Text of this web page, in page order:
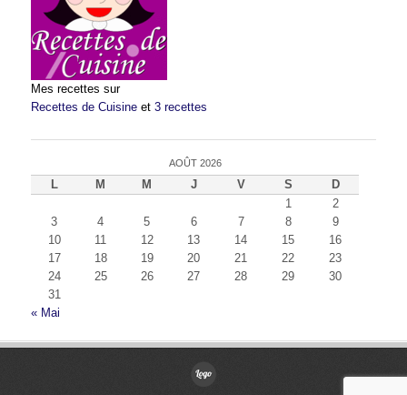
Mes recettes sur
Recettes de Cuisine et 3 recettes
AOÛT 2026
L M M J V S
D
1
2
3
4 5 6 7 8
9
10
11 12 13 14 15
16
17
18 19 20 21 22
23
24
25 26 27 28 29
30
31
« Mai